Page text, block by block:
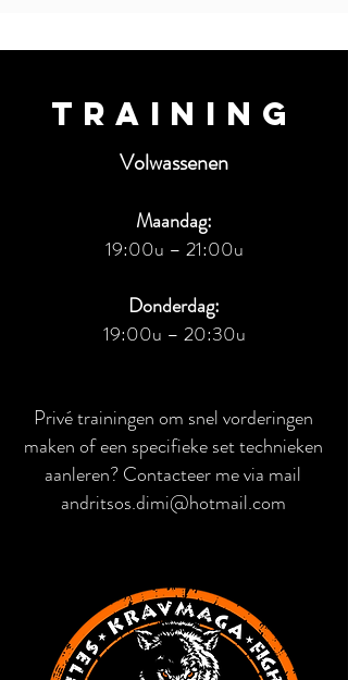
Training
Volwassenen
Maandag:
19:00u – 21:00u
Donderdag:
19:00u – 20:30u
Privé trainingen om snel vorderingen
maken of een specifieke set technieken
aanleren? Contacteer me via mail
andritsos.dimi@hotmail.com